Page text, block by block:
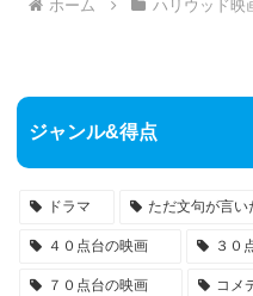
ホーム ハリウッド映
ジャンル&得点
ドラマ ただ文句が言い
４０点台の映画 ３０
７０点台の映画 コメ